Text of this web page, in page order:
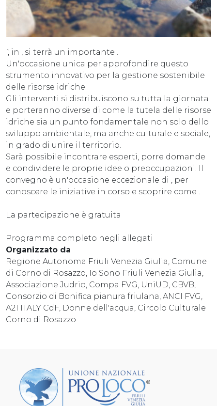
̀ , in , si terrà un importante .
Un'occasione unica per approfondire questo
strumento innovativo per la gestione sostenibile
delle risorse idriche.
Gli interventi si distribuiscono su tutta la giornata
e porteranno diverse di come la tutela delle risorse
idriche sia un punto fondamentale non solo dello
sviluppo ambientale, ma anche culturale e sociale,
in grado di unire il territorio.
Sarà possibile incontrare esperti, porre domande
e condividere le proprie idee o preoccupazioni. Il
convegno è un'occasione eccezionale di , per
conoscere le iniziative in corso e scoprire come .
La partecipazione è gratuita
Programma completo negli allegati
Organizzato da
Regione Autonoma Friuli Venezia Giulia, Comune
di Corno di Rosazzo, Io Sono Friuli Venezia Giulia,
Associazione Judrio, Compa FVG, UniUD, CBVB,
Consorzio di Bonifica pianura friulana, ANCI FVG,
A21 ITALY CdF, Donne dell'acqua, Circolo Culturale
Corno di Rosazzo